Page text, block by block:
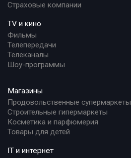
Страховые компании
TV и кино
Фильмы
Телепередачи
Телеканалы
Шоу-программы
Магазины
Продовольственные супермаркеты
Строительные гипермаркеты
Косметика и парфюмерия
Товары для детей
IT и интернет